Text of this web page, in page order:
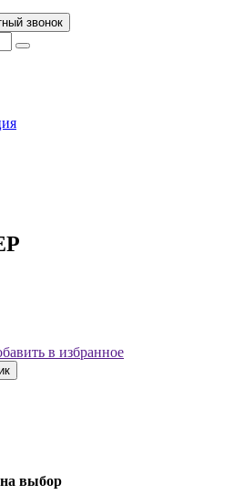
звонок
в избранное
выбор